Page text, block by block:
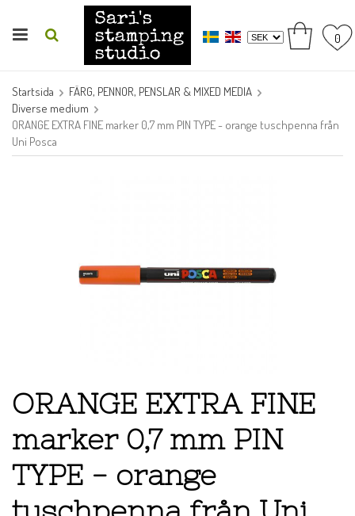
0
Startsida
FÄRG, PENNOR, PENSLAR & MIXED MEDIA
Diverse medium
ORANGE EXTRA FINE marker 0,7 mm PIN TYPE - orange tuschpenna från
Uni Posca
ORANGE EXTRA FINE
marker 0,7 mm PIN
TYPE - orange